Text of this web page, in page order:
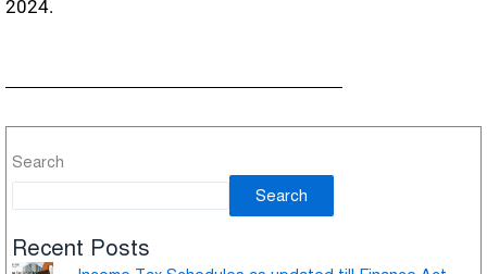
2024.
Search
Search
Recent Posts